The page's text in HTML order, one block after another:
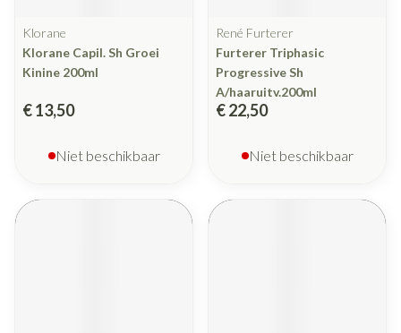
Klorane
Klorane Capil. Sh Groei
Kinine 200ml
€ 13,50
Niet beschikbaar
René Furterer
Furterer Triphasic
Progressive Sh
A/haaruitv.200ml
€ 22,50
Niet beschikbaar